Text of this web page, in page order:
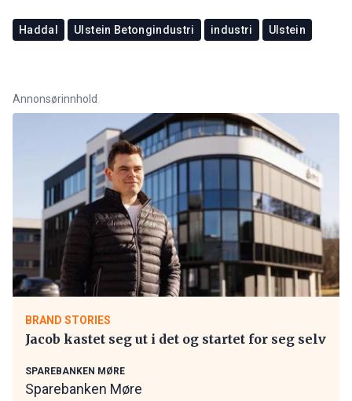
Haddal Ulstein Betongindustri industri Ulstein
Annonsørinnhold
BRAND STORIES
Jacob kastet seg ut i det og startet for seg selv
SPAREBANKEN MØRE
Sparebanken Møre